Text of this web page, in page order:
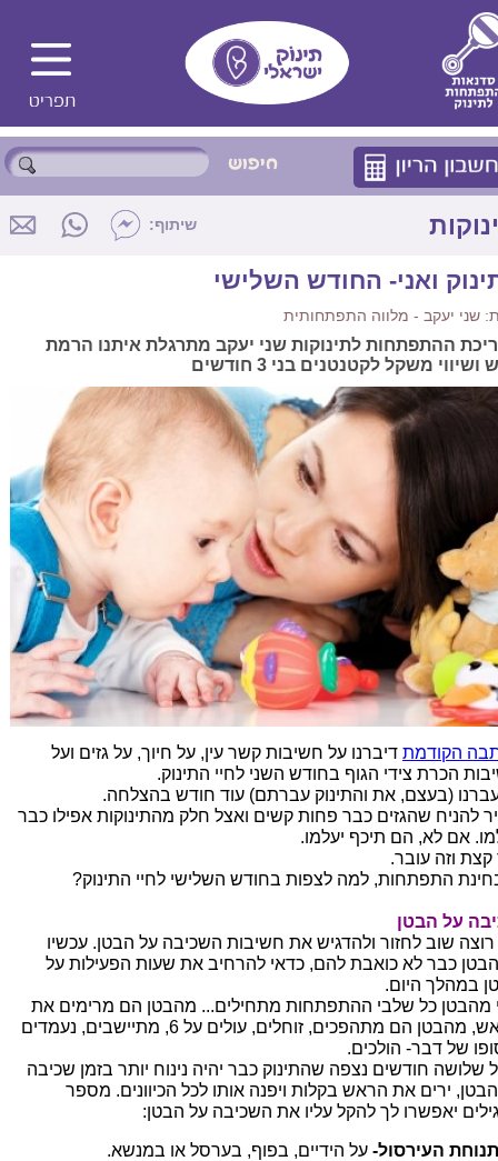
שיתוף:
ואני- החודש השלישי
שני יעקב - מלווה התפתחותית
ההתפתחות לתינוקות שני יעקב מתרגלת איתנו הרמת
משקל לקטנטנים בני 3 חודשים
הקודמת דיברנו על חשיבות קשר עין, על חיוך, על גזים ועל
הכרת צידי הגוף בחודש השני לחיי התינוק.
(בעצם, את והתינוק עברתם) עוד חודש בהצלחה.
להניח שהגזים כבר פחות קשים ואצל חלק מהתינוקות אפילו כבר
אם לא, הם תיכף יעלמו.
קצת וזה עובר.
התפתחות, למה לצפות בחודש השלישי לחיי התינוק?
על הבטן
רוצה שוב לחזור ולהדגיש את חשיבות השכיבה על הבטן. עכשיו
כבר לא כואבת להם, כדאי להרחיב את שעות הפעילות על
במהלך היום.
מהבטן כל שלבי ההתפתחות מתחילים... מהבטן הם מרימים את
הראש, מהבטן הם מתהפכים, זוחלים, עולים על 6, מתיישבים, נעמדים
של דבר- הולכים.
שלושה חודשים נצפה שהתינוק כבר יהיה נינוח יותר בזמן שכיבה
ירים את הראש בקלות ויפנה אותו לכל הכיוונים. מספר
יאפשרו לך להקל עליו את השכיבה על הבטן:
תנוחת העירסול- על הידיים, בפוף, בערסל או במנשא.